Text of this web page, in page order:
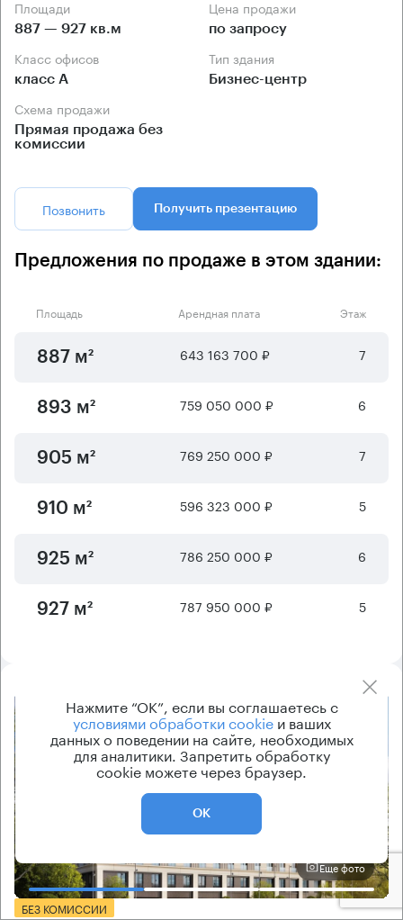
Площади
887 — 927 кв.м
Цена продажи
по запросу
Класс офисов
класс А
Тип здания
Бизнес-центр
Схема продажи
Прямая продажа без
комиссии
Позвонить Получить презентацию
Предложения по продаже в этом здании:
Площадь Арендная плата Этаж
887 м² 643 163 700 ₽ 7
893 м² 759 050 000 ₽ 6
905 м² 769 250 000 ₽ 7
910 м² 596 323 000 ₽ 5
925 м² 786 250 000 ₽ 6
927 м² 787 950 000 ₽ 5
Еще фото
БЕЗ КОМИССИИ
Нажмите “ОК”, если вы соглашаетесь с
условиями обработки cookieи ваших
данных о поведении на сайте, необходимых
для аналитики. Запретить обработку
cookie можете через браузер.
ОК